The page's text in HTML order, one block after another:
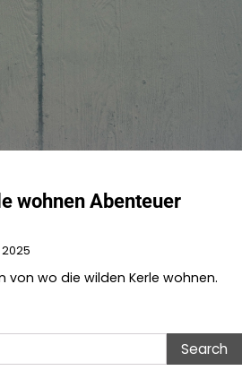
wohnen Abenteuer
von wo die wilden Kerle wohnen.